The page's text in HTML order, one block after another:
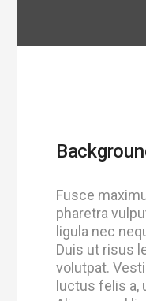
Fusce
pharetra
ligula nec
Duis ut risus
volutpat.
luctus felis a,